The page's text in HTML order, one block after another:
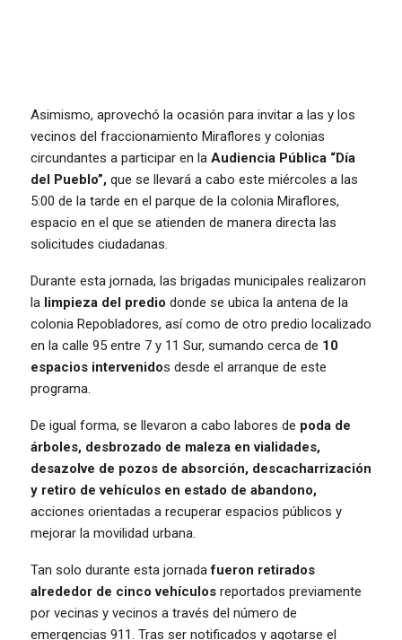
Asimismo, aprovechó la ocasión para invitar a las y los
vecinos del fraccionamiento Miraflores y colonias
circundantes a participar en la Audiencia Pública “Día
del Pueblo”, que se llevará a cabo este miércoles a las
5:00 de la tarde en el parque de la colonia Miraflores,
espacio en el que se atienden de manera directa las
solicitudes ciudadanas.
Durante esta jornada, las brigadas municipales realizaron
la limpieza del predio donde se ubica la antena de la
colonia Repobladores, así como de otro predio localizado
en la calle 95 entre 7 y 11 Sur, sumando cerca de 10
espacios intervenidos desde el arranque de este
programa.
De igual forma, se llevaron a cabo labores de poda de
árboles, desbrozado de maleza en vialidades,
desazolve de pozos de absorción, descacharrización
y retiro de vehículos en estado de abandono,
acciones orientadas a recuperar espacios públicos y
mejorar la movilidad urbana.
Tan solo durante esta jornadafueron retirados
alrededor de cinco vehículos reportados previamente
por vecinas y vecinos a través del número de
emergencias 911. Tras ser notificados y agotarse el